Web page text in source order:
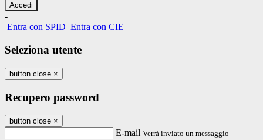
-
Entra con SPID Entra con CIE
Seleziona utente
button close ×
Recupero password
button close ×
E-mail Verrà inviato un messaggio